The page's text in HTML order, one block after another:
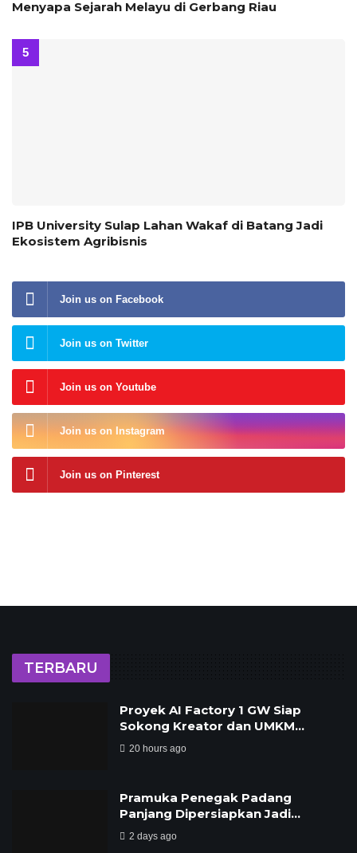
Menyapa Sejarah Melayu di Gerbang Riau
IPB University Sulap Lahan Wakaf di Batang Jadi
Ekosistem Agribisnis
Join us on Facebook
Join us on Twitter
Join us on Youtube
Join us on Instagram
Join us on Pinterest
TERBARU
Proyek AI Factory 1 GW Siap
Sokong Kreator dan UMKM…
20 hours ago
Pramuka Penegak Padang
Panjang Dipersiapkan Jadi…
2 days ago